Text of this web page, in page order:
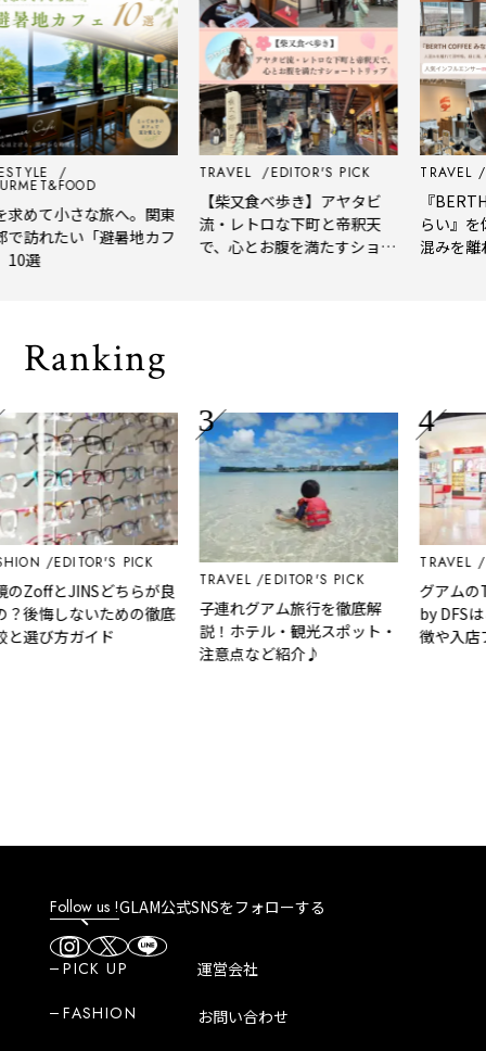
小さな旅へ。関東
れたい「避暑地カフ
TRAVEL EDITOR'S PICK
【柴又食べ歩き】アヤタビ
流・レトロな下町と帝釈天
で、心とお腹を満たすショー
TRAVEL
『BERTH
らい』を体
混みを離れて
Ranking
EDITOR'S PICK
とJINSどちらが良
悔しないための徹底
び方ガイド
TRAVEL EDITOR'S PICK
子連れグアム旅行を徹底解
説！ホテル・観光スポット・
注意点など紹介♪
TRAVEL
グアムのTギ
by DFSはど
徴や入店ブラ
Follow us !GLAM公式SNSをフォローする
PICK UP
FASHION
運営会社
お問い合わせ